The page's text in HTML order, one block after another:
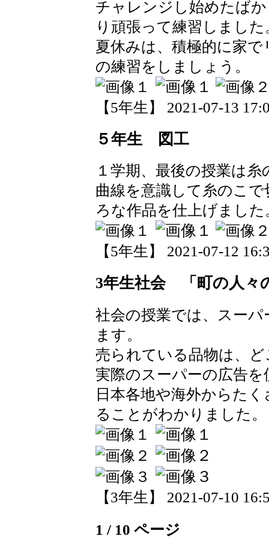
チャレンジし始めたば
り頑張って練習しました
夏休みは、積極的に家
の練習をしましょう。
【5年生】 2021-07-13
５年生 図工
１学期、最後の授業は
曲線を意識して糸のこ
ろな作品を仕上げました
【5年生】 2021-07-12
3年生社会 「町の人々
社会の授業では、スー
ます。
売られている品物は、
実際のスーパーの広告
日本各地や海外からた
ることがわかりました。
【3年生】 2021-07-10
1 / 10 ページ